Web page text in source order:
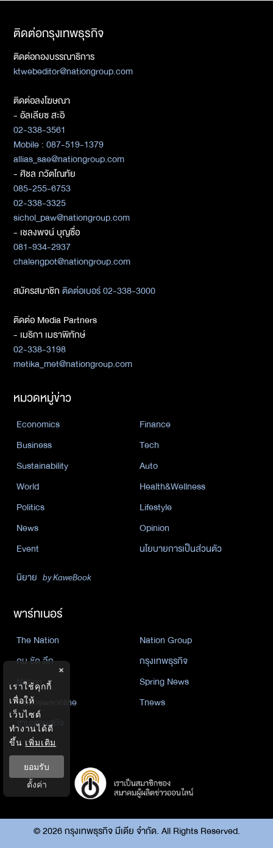
ติดต่อกรุงเทพธุรกิจ
ติดต่อกองบรรณาธิการ
ktwebeditor@nationgroup.com
ติดต่อลงโฆษณา
- อัลเลียซ สะอิ
02-338-3561
Mobile : 087-519-1379
allias_sae@nationgroup.com
- ศิชล ภวัตโณทัย
085-255-6753
02-338-3325
sichol_paw@nationgroup.com
- เชลงพจน์ บุญซื่อ
081-934-2937
chalengpot@nationgroup.com
สมัครสมาชิกติดต่อเบอร์ 02-338-3000
ติดต่อ Media Partners
- เมธิกา เมธาพิทักษ์
02-338-3198
metika_met@nationgroup.com
หมวดหมู่ข่าว
Economics
Finance
Business
Tech
Sustainability
Auto
World
Health&Wellness
Politics
Lifestyle
News
Opinion
Event
นโยบายการเป็นส่วนตัว
นิยาย by KaweBook
พาร์ทเนอร์
The Nation
Nation Group
คม ชัด ลึก
กรุงเทพธุรกิจ
Nation
Spring News
Thainewsonline
Tnews
ฐานเศรษฐกิจ
©2026กรุงเทพธุรกิจ มีเดีย จำกัด. All Rights Reserved.
×
เราใช้คุกกี้
เพื่อให้
เว็บไซต์
ทำงานได้ดี
ขึ้น เพิ่มเติม
ยอมรับ
ตั้งค่า